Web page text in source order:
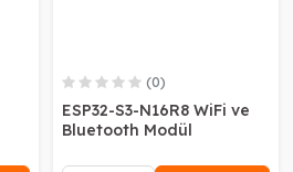
(0)
ESP32-S3-N16R8 WiFi ve
Bluetooth Modül